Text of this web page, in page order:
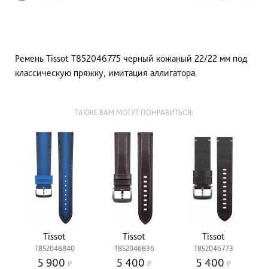
Ремень Tissot T852046775 черный кожаный 22/22 мм под
классическую пряжку, имитация аллигатора.
ТАКЖЕ ВАМ МОГУТ ПОНРАВИТЬСЯ:
Tissot
T852046840
5 900
Tissot
T852046836
5 400
Tissot
T852046773
5 400